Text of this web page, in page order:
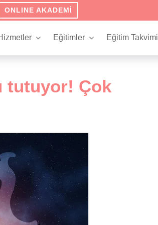
ONLINE AKADEMI
Eğitimler Eğitim Takvimi
tutuyor! Çok